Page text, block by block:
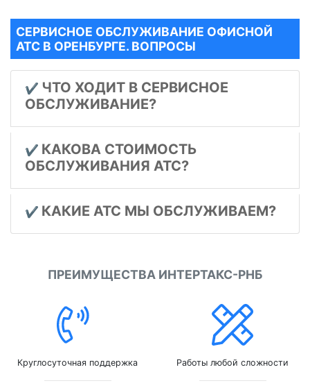
СЕРВИСНОЕ ОБСЛУЖИВАНИЕ ОФИСНОЙ
АТС В ОРЕНБУРГЕ. ВОПРОСЫ
✔️ ЧТО ХОДИТ В СЕРВИСНОЕ
ОБСЛУЖИВАНИЕ?
✔️ КАКОВА СТОИМОСТЬ
ОБСЛУЖИВАНИЯ АТС?
✔️ КАКИЕ АТС МЫ ОБСЛУЖИВАЕМ?
ПРЕИМУЩЕСТВА ИНТЕРТАКС-РНБ
Круглосуточная поддержка Работы любой сложности